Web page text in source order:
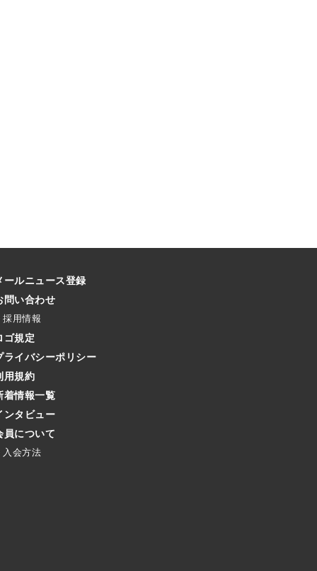
ールニュース登録
問い合わせ
採用情報
ゴ規定
ライバシーポリシー
用規約
着情報一覧
ンタビュー
員について
入会方法